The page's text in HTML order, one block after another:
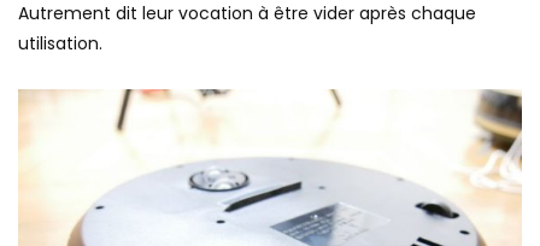
Autrement dit leur vocation à être vider après chaque
utilisation.